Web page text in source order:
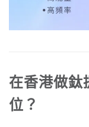
在香港做鈦
位？